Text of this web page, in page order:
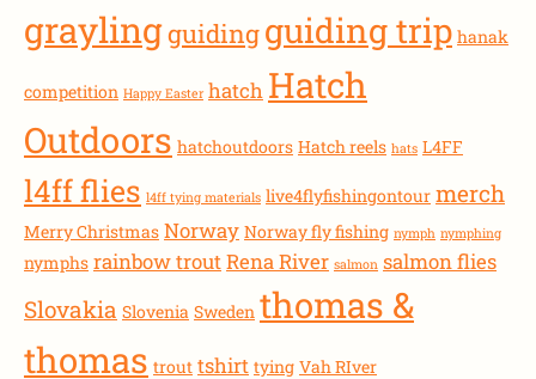
graylingguidingguiding trip hanak
competition Happy Easter hatch Hatch
Outdoors hatchoutdoors Hatch reels hats L4FF
l4ff flies l4ff tying materials live4flyfishingontour merch
Merry Christmas Norway Norway fly fishing nymph nymphing
nymphs rainbow troutRena River salmon salmon flies
Slovakia Slovenia Sweden thomas &
thomas trout tshirt tying Vah RIver